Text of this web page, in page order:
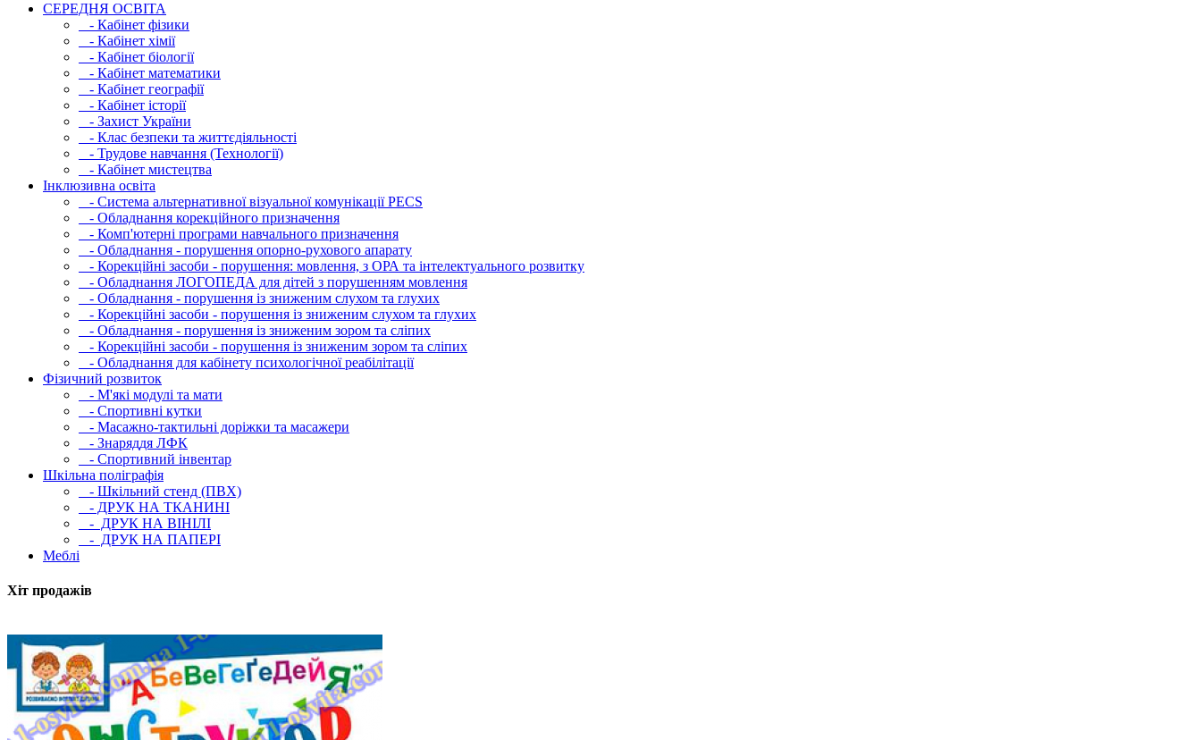
СЕРЕДНЯ ОСВIТА
- Кабінет фізики
- Кабінет хімії
- Кабінет біології
- Кабінет математики
- Кабінет географії
- Кабінет історії
- Захист України
- Клас безпеки та життєдіяльності
- Трудове навчання (Технології)
- Кабінет мистецтва
Інклюзивна освіта
- Система альтернативної візуальної комунікації PECS
- Обладнання корекційного призначення
- Комп'ютерні програми навчального призначення
- Обладнання - порушення опорно-рухового апарату
- Корекційні засоби - порушення: мовлення, з ОРА та інтелектуального розвитку
- Обладнання ЛОГОПЕДА для дітей з порушенням мовлення
- Обладнання - порушення із зниженим слухом та глухих
- Корекційні засоби - порушення із зниженим слухом та глухих
- Обладнання - порушення із зниженим зором та сліпих
- Корекційні засоби - порушення із зниженим зором та сліпих
- Обладнання для кабінету психологічної реабілітації
Фізичний розвиток
- М'які модулi та мати
- Спортивні кутки
- Масажно-тактильні доріжки та масажери
- Знаряддя ЛФК
- Спортивний інвентар
Шкільна поліграфія
- Шкільний стенд (ПВХ)
- ДРУК НА ТКАНИНІ
- ДРУК НА ВІНІЛІ
- ДРУК НА ПАПЕРІ
Меблі
Хіт продажів